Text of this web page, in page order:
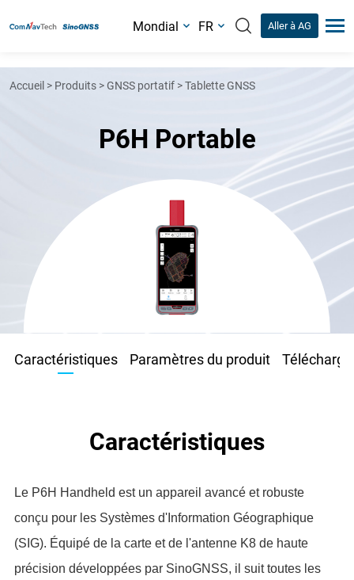
Mondial FR Aller à AG
Accueil > Produits >GNSS portatif >Tablette GNSS
P6H Portable
Caractéristiques Paramètres du produit
Caractéristiques
Le P6H Handheld est un appareil avancé et robuste
conçu pour les Systèmes d'Information Géographique
(SIG). Équipé de la carte et de l'antenne K8 de haute
précision développées par SinoGNSS, il suit toutes les